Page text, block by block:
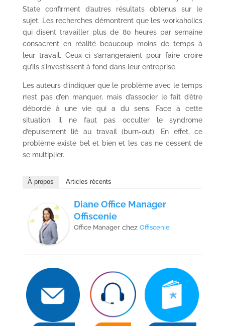
State confirment d’autres résultats obtenus sur le
sujet. Les recherches démontrent que les workaholics
qui disent travailler plus de 80 heures par semaine
consacrent en réalité beaucoup moins de temps à
leur travail. Ceux-ci s’arrangeraient pour faire croire
qu’ils s’investissent à fond dans leur entreprise.
Les auteurs d’indiquer que le problème avec le temps
n’est pas d’en manquer, mais d’associer le fait d’être
débordé à une vie qui a du sens. Face à cette
situation, il ne faut pas occulter le syndrome
d’épuisement lié au travail (burn-out). En effet, ce
problème existe bel et bien et les cas ne cessent de
se multiplier.
À propos Articles récents
Diane Office Manager
Offiscenie
Office Managerchez Offiscenie